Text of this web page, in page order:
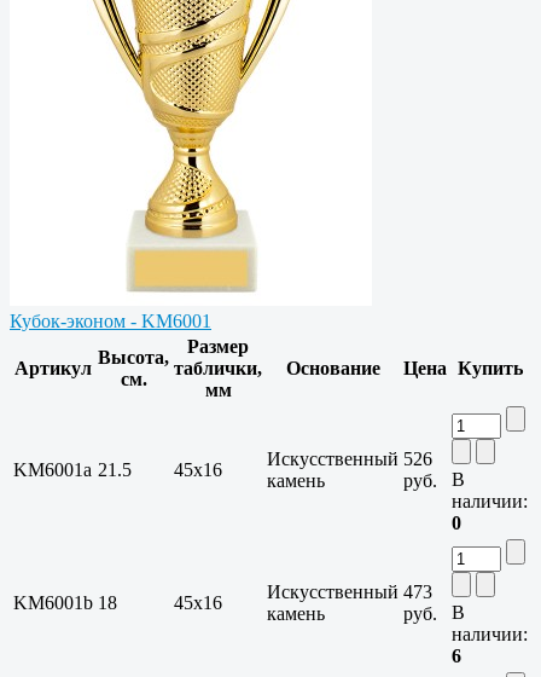
Кубок-эконом - KM6001
Артикул
Высота,
см.
Размер
таблички,
мм
Основание Цена Купить
KM6001a 21.5 45x16
Искусственный
камень
526
руб.
В
наличии:
0
KM6001b 18 45x16
Искусственный
камень
473
руб.
В
наличии:
6